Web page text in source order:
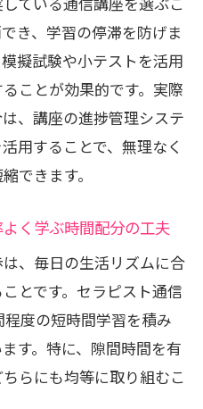
き、学習の停滞を防げま
擬試験や小テストを活用
ことが効果的です。実際
、講座の進捗管理システ
用することで、無理なく
できます。
く学ぶ時間配分の工夫
、毎日の生活リズムに合
とです。セラピスト通信
度の短時間学習を積み
す。特に、隙間時間を有
らにも均等に取り組むこ